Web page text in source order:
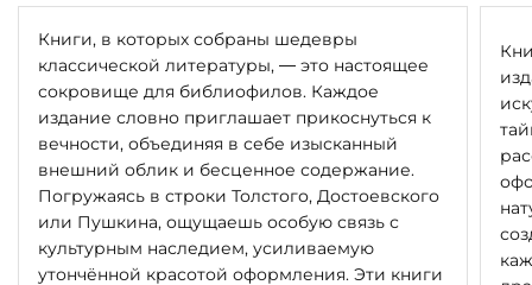
Книги, в которых собраны шедевры
классической литературы, — это настоящее
сокровище для библиофилов. Каждое
издание словно приглашает прикоснуться к
вечности, объединяя в себе изысканный
внешний облик и бесценное содержание.
Погружаясь в строки Толстого, Достоевского
или Пушкина, ощущаешь особую связь с
культурным наследием, усиливаемую
утончённой красотой оформления. Эти книги